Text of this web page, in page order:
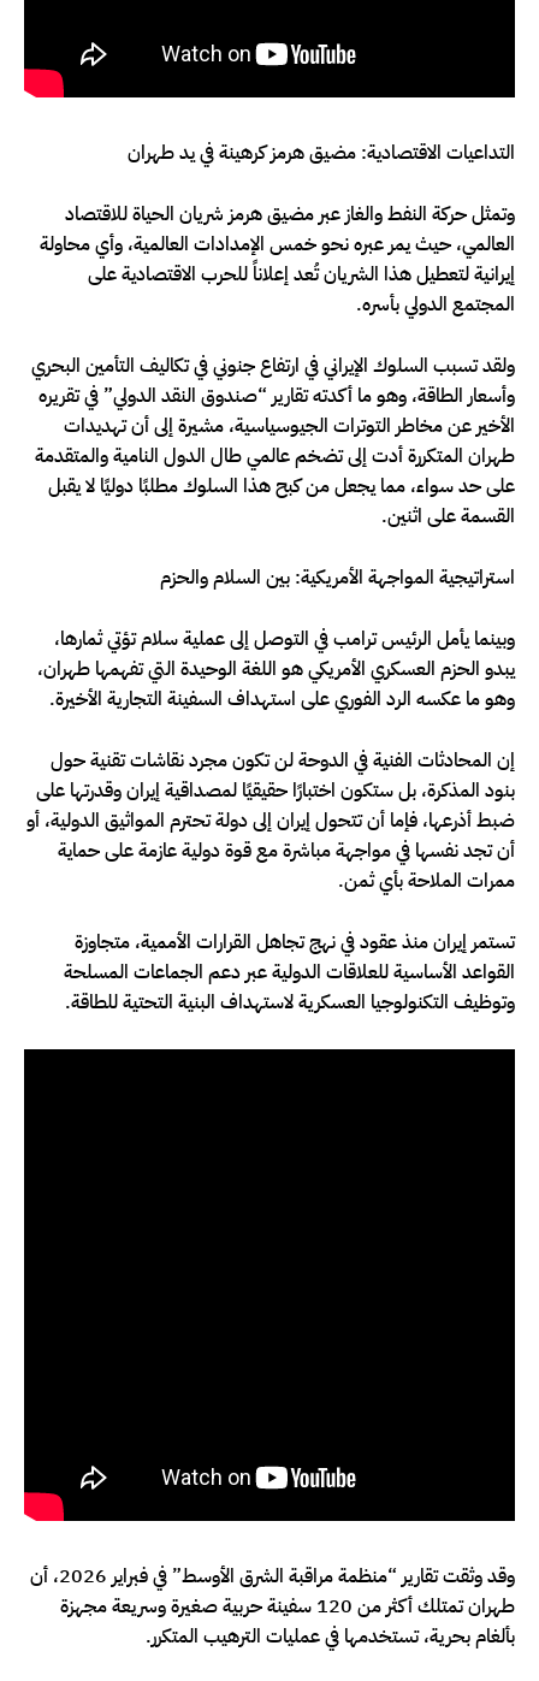
التداعيات الاقتصادية: مضيق هرمز كرهينة في يد طهران
وتمثل حركة النفط والغاز عبر مضيق هرمز شريان الحياة للاقتصاد
العالمي، حيث يمر عبره نحو خمس الإمدادات العالمية، وأي محاولة
إيرانية لتعطيل هذا الشريان تُعد إعلاناً للحرب الاقتصادية على
المجتمع الدولي بأسره.
ولقد تسبب السلوك الإيراني في ارتفاع جنوني في تكاليف التأمين البحري
وأسعار الطاقة، وهو ما أكدته تقارير “صندوق النقد الدولي” في تقريره
الأخير عن مخاطر التوترات الجيوسياسية، مشيرة إلى أن تهديدات
طهران المتكررة أدت إلى تضخم عالمي طال الدول النامية والمتقدمة
على حد سواء، مما يجعل من كبح هذا السلوك مطلبًا دوليًا لا يقبل
القسمة على اثنين.
استراتيجية المواجهة الأمريكية: بين السلام والحزم
وبينما يأمل الرئيس ترامب في التوصل إلى عملية سلام تؤتي ثمارها،
يبدو الحزم العسكري الأمريكي هو اللغة الوحيدة التي تفهمها طهران،
وهو ما عكسه الرد الفوري على استهداف السفينة التجارية الأخيرة.
إن المحادثات الفنية في الدوحة لن تكون مجرد نقاشات تقنية حول
بنود المذكرة، بل ستكون اختبارًا حقيقيًا لمصداقية إيران وقدرتها على
ضبط أذرعها، فإما أن تتحول إيران إلى دولة تحترم المواثيق الدولية، أو
أن تجد نفسها في مواجهة مباشرة مع قوة دولية عازمة على حماية
ممرات الملاحة بأي ثمن.
تستمر إيران منذ عقود في نهج تجاهل القرارات الأممية، متجاوزة
القواعد الأساسية للعلاقات الدولية عبر دعم الجماعات المسلحة
وتوظيف التكنولوجيا العسكرية لاستهداف البنية التحتية للطاقة.
وقد وثقت تقارير “منظمة مراقبة الشرق الأوسط” في فبراير 2026، أن
طهران تمتلك أكثر من 120 سفينة حربية صغيرة وسريعة مجهزة
بألغام بحرية، تستخدمها في عمليات الترهيب المتكرر.